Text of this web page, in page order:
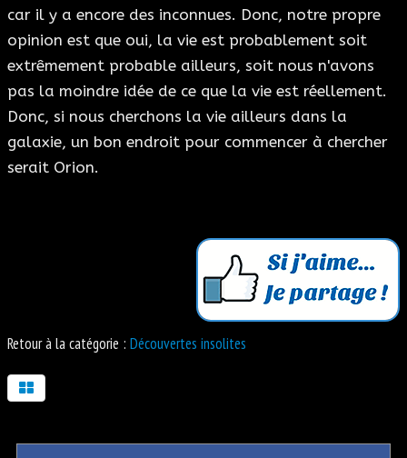
car il y a encore des inconnues. Donc, notre propre
opinion est que oui, la vie est probablement soit
extrêmement probable ailleurs, soit nous n'avons
pas la moindre idée de ce que la vie est réellement.
Donc, si nous cherchons la vie ailleurs dans la
galaxie, un bon endroit pour commencer à chercher
serait Orion.
Retour à la catégorie : Découvertes insolites